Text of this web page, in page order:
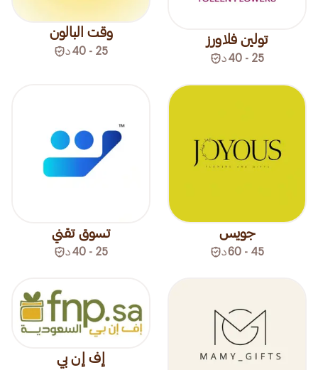
تولين فلاورز
25 - 40 د
وقت البالون
25 - 40 د
جويس
45 - 60 د
تسوق تقني
25 - 40 د
إف إن بي